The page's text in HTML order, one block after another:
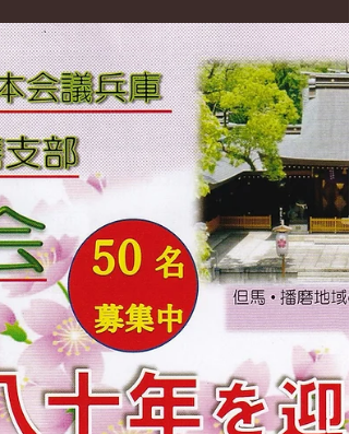
と愛国心の育成の大事さ】 講師 三木 英一
（日本会議兵庫県本部会長、中・西播磨支部支部
長） ②７月１８日(土) 【特攻隊の心から学ぶこ
と】 講師 泉和慶（兵庫縣姫路護國神社宮
司、中・西播磨支部 副支部長） ③８月８日(土)
【強固な国力をつくる】 講師 堀 隆一（SBI
大学院大学 非常勤講師、中・西播磨支部 常任幹
事） ④９月 １９日(土) 【日本の祭り】 講
天田博子（アマダ産業（株）専務取締役、中•西
磨支部 副支部長） ⑤１０月３日(土) 【戦後日本人
が失ったものから学ぶ】 講師 亀澤主門
（（株）SSJ代表取締役、中・西播磨支部 事務局
長） 会の始まりに、国歌斉唱、天壌無窮の神勅・
御歴代天皇御名奉唱、教育勅語奉読を行います 《
会 場 》 兵庫縣姫路護國神社 参集殿(2階) 《 受
講料 》 □全申込(全５回一括払い) 2,500
円